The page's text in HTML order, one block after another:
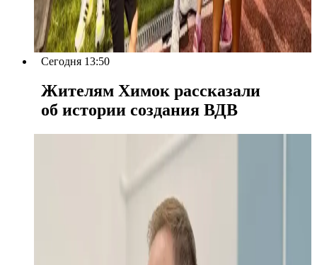
Сегодня 13:50
Жителям Химок рассказали
об истории создания ВДВ